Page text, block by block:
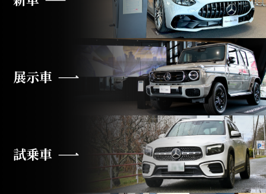
展示車
試乗車